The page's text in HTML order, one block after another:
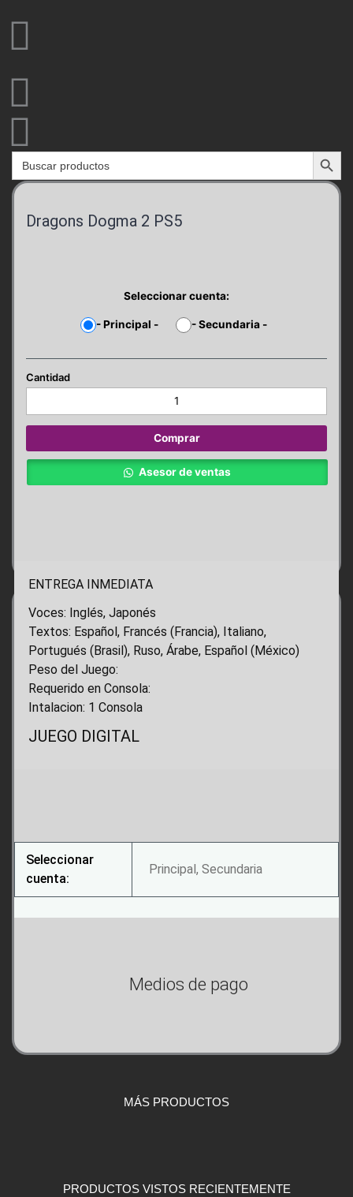
Search
for:
Search Button
Dragons Dogma 2 PS5
Seleccionar cuenta:
-Principal - -Secundaria-
Dragons
2
cantidad
Comprar
Asesor de ventas
ENTREGA INMEDIATA
Voces: Inglés, Japonés
Textos: Español, Francés (Francia), Italiano,
Portugués (Brasil), Ruso, Árabe, Español (México)
Peso del Juego:
Requerido en Consola:
Intalacion: 1 Consola
JUEGO DIGITAL
Seleccionar
cuenta:
Principal, Secundaria
Medios de pago
MÁS PRODUCTOS
PRODUCTOS VISTOS RECIENTEMENTE